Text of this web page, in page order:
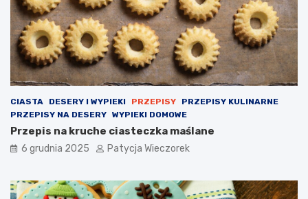
CIASTA DESERY I WYPIEKI PRZEPISY
PRZEPISY KULINARNE
PRZEPISY NA DESERY WYPIEKI DOMOWE
Przepis na kruche ciasteczka maślane
6 grudnia 2025 Patycja Wieczorek